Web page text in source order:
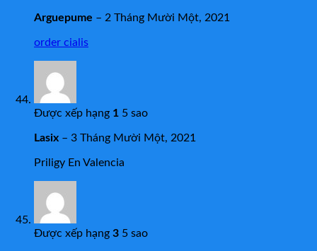
Arguepume – 2 Tháng Mười Một, 2021
order cialis
Được xếp hạng 1 5 sao
Lasix – 3 Tháng Mười Một, 2021
Priligy En Valencia
Được xếp hạng 3 5 sao